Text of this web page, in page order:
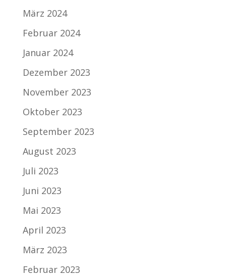
März 2024
Februar 2024
Januar 2024
Dezember 2023
November 2023
Oktober 2023
September 2023
August 2023
Juli 2023
Juni 2023
Mai 2023
April 2023
März 2023
Februar 2023